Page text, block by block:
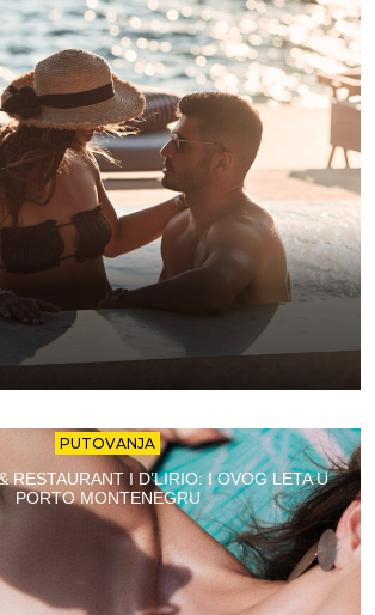
PUTOVANJA
RESTAURANT I D’LIRIO: I OVOG LETA U
PORTO MONTENEGRU